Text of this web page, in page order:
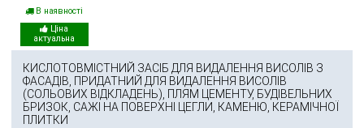
В наявності
КИСЛОТОВМІСТНИЙ ЗАСІБ ДЛЯ ВИДАЛЕННЯ ВИСОЛІВ З
ФАСАДІВ, ПРИДАТНИЙ ДЛЯ ВИДАЛЕННЯ ВИСОЛІВ
(СОЛЬОВИХ ВІДКЛАДЕНЬ), ПЛЯМ ЦЕМЕНТУ, БУДІВЕЛЬНИХ
БРИЗОК, САЖІ НА ПОВЕРХНІ ЦЕГЛИ, КАМЕНЮ, КЕРАМІЧНОЇ
ПЛИТКИ